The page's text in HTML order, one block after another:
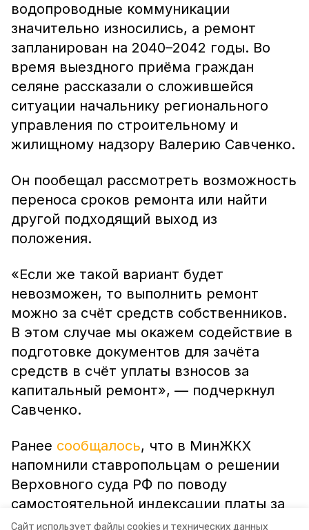
Сайт использует файлы cookies и технических данных
водопроводные коммуникации
значительно износились, а ремонт
запланирован на 2040–2042 годы. Во
время выездного приёма граждан
селяне рассказали о сложившейся
ситуации начальнику регионального
управления по строительному и
жилищному надзору Валерию Савченко.
Он пообещал рассмотреть возможность
переноса сроков ремонта или найти
другой подходящий выход из
положения.
«Если же такой вариант будет
невозможен, то выполнить ремонт
можно за счёт средств собственников.
В этом случае мы окажем содействие в
подготовке документов для зачёта
средств в счёт уплаты взносов за
капитальный ремонт», — подчеркнул
Савченко.
Ранее сообщалось, что в МинЖКХ
напомнили ставропольцам о решении
Верховного суда РФ по поводу
самостоятельной индексации платы за
содержание жилья управляющими